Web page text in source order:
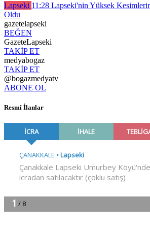
Lapseki 11:28 Lapseki'nin Yüksek
Oldu
gazetelapseki
BEĞEN
GazeteLapseki
TAKİP ET
medyabogaz
TAKİP ET
@bogazmedyatv
ABONE OL
Resmî İlanlar